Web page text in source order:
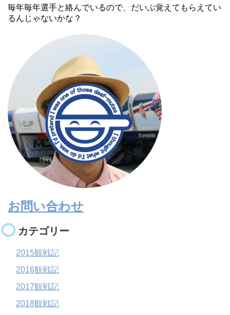
毎年毎年選手と絡んでいるので、だいぶ覚えてもらえてい
るんじゃないかな？
お問い合わせ
カテゴリー
2015観戦記
2016観戦記
2017観戦記
2018観戦記